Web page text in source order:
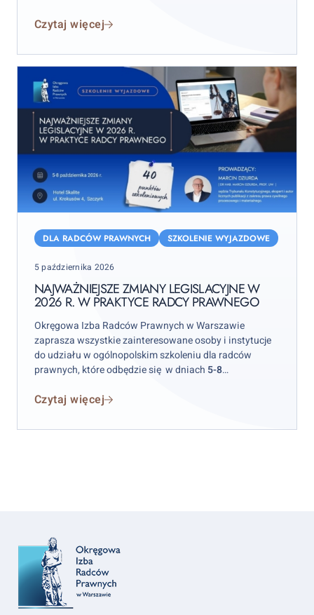
Czytaj więcej
zmiany
2026
praktyce
radcy
prawnego
DLA RADCÓW PRAWNYCH SZKOLENIE WYJAZDOWE
Posted
5 października 2026
NAJWAŻNIEJSZE ZMIANY LEGISLACYJNE W
2026 R. W PRAKTYCE RADCY PRAWNEGO
Okręgowa Izba Radców Prawnych w Warszawie
zaprasza wszystkie zainteresowane osoby i instytucje
do udziału w ogólnopolskim szkoleniu dla radców
prawnych, które odbędzie się w dniach 5-8
Czytaj więcej